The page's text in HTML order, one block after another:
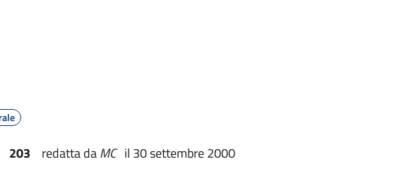
203 redatta daMC il 30 settembre 2000